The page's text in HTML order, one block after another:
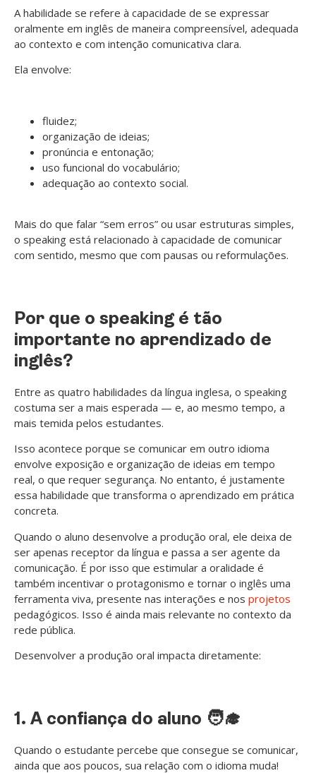
A habilidade se refere à capacidade de se expressar
oralmente em inglês de maneira compreensível, adequada
ao contexto e com intenção comunicativa clara.
Ela envolve:
fluidez;
organização de ideias;
pronúncia e entonação;
uso funcional do vocabulário;
adequação ao contexto social.
Mais do que falar “sem erros” ou usar estruturas simples,
o speaking está relacionado à capacidade de comunicar
com sentido, mesmo que com pausas ou reformulações.
Por que o speaking é tão
importante no aprendizado de
inglês?
Entre as quatro habilidades da língua inglesa, o speaking
costuma ser a mais esperada — e, ao mesmo tempo, a
mais temida pelos estudantes.
Isso acontece porque se comunicar em outro idioma
envolve exposição e organização de ideias em tempo
real, o que requer segurança. No entanto, é justamente
essa habilidade que transforma o aprendizado em prática
concreta.
Quando o aluno desenvolve a produção oral, ele deixa de
ser apenas receptor da língua e passa a ser agente da
comunicação. É por isso que estimular a oralidade é
também incentivar o protagonismo e tornar o inglês uma
ferramenta viva, presente nas interações e nos projetos
pedagógicos. Isso é ainda mais relevante no contexto da
rede pública.
Desenvolver a produção oral impacta diretamente:
1. A confiança do aluno 🧑‍🎓
Quando o estudante percebe que consegue se comunicar,
ainda que aos poucos, sua relação com o idioma muda!